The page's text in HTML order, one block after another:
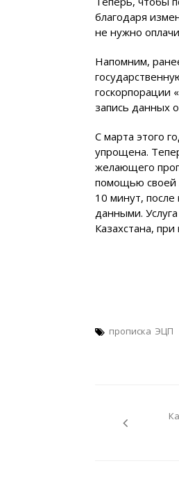
благодаря
не нужно
Напомним,
госкорпорации
запись данных
С марта этого
упрощена.
желающего
помощью своей
10 минут,
данными.
Казахстана,
прописка ЭЦП
записям